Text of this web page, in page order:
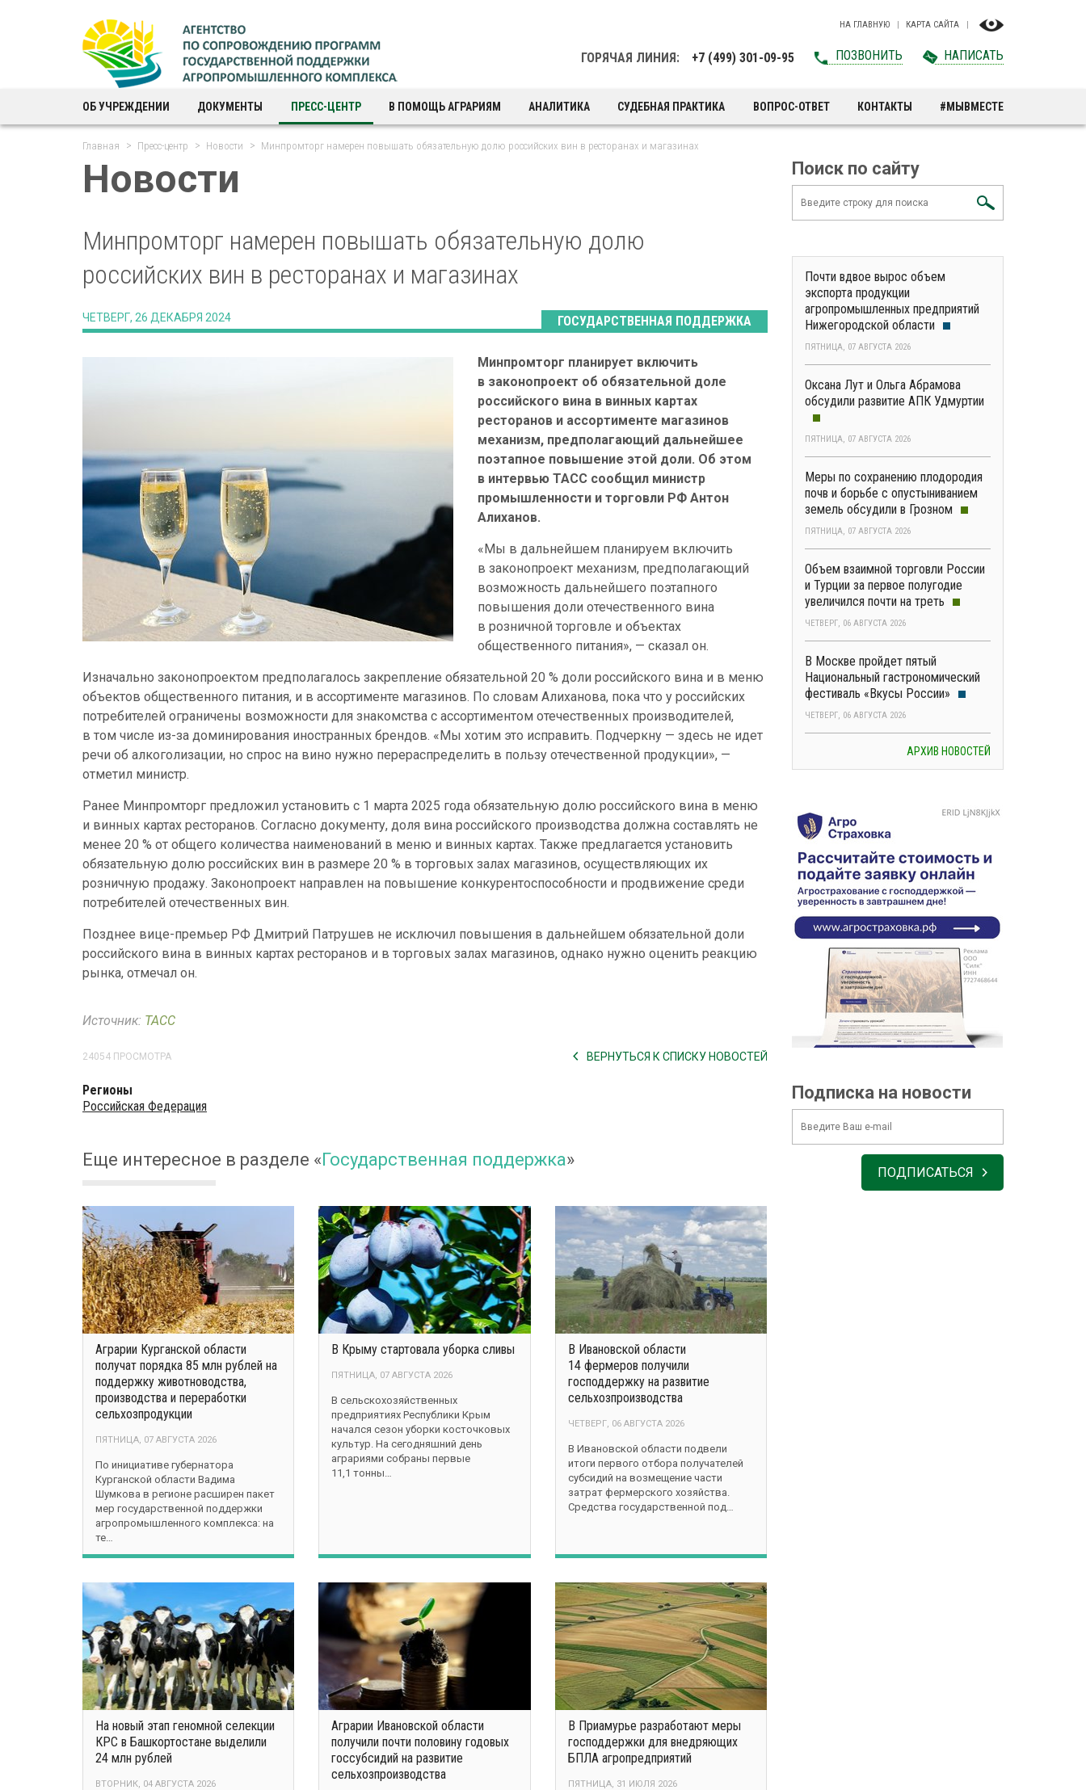
НА ГЛАВНУЮ КАРТА САЙТА
ГОРЯЧАЯ ЛИНИЯ: +7 (499) 301-09-95 ПОЗВОНИТЬ НАПИСАТЬ
ОБ УЧРЕЖДЕНИИ ДОКУМЕНТЫ ПРЕСС-ЦЕНТР В ПОМОЩЬ АГРАРИЯМ АНАЛИТИКА СУДЕБНАЯ ПРАКТИКА ВОПРОС-ОТВЕТ КОНТАКТЫ #МЫВМЕСТЕ
Главная Пресс-центр Новости Минпромторг намерен повышать обязательную долю российских вин в ресторанах и магазинах
Новости
Минпромторг намерен повышать обязательную долю
российских вин в ресторанах и магазинах
ГОСУДАРСТВЕННАЯ ПОДДЕРЖКА
ЧЕТВЕРГ, 26 ДЕКАБРЯ 2024
Минпромторг планирует включить
в законопроект об обязательной доле
российского вина в винных картах
ресторанов и ассортименте магазинов
механизм, предполагающий дальнейшее
поэтапное повышение этой доли. Об этом
в интервью ТАСС сообщил министр
промышленности и торговли РФ Антон
Алиханов.
«Мы в дальнейшем планируем включить
в законопроект механизм, предполагающий
возможность дальнейшего поэтапного
повышения доли отечественного вина
в розничной торговле и объектах
общественного питания», — сказал он.
Изначально законопроектом предполагалось закрепление обязательной 20 % доли российского вина и в меню
объектов общественного питания, и в ассортименте магазинов. По словам Алиханова, пока что у российских
потребителей ограничены возможности для знакомства с ассортиментом отечественных производителей,
в том числе из-за доминирования иностранных брендов. «Мы хотим это исправить. Подчеркну — здесь не идет
речи об алкоголизации, но спрос на вино нужно перераспределить в пользу отечественной продукции», —
отметил министр.
Ранее Минпромторг предложил установить с 1 марта 2025 года обязательную долю российского вина в меню
и винных картах ресторанов. Согласно документу, доля вина российского производства должна составлять не
менее 20 % от общего количества наименований в меню и винных картах. Также предлагается установить
обязательную долю российских вин в размере 20 % в торговых залах магазинов, осуществляющих их
розничную продажу. Законопроект направлен на повышение конкурентоспособности и продвижение среди
потребителей отечественных вин.
Позднее вице-премьер РФ Дмитрий Патрушев не исключил повышения в дальнейшем обязательной доли
российского вина в винных картах ресторанов и в торговых залах магазинов, однако нужно оценить реакцию
рынка, отмечал он.
Источник: ТАСС
24054 ПРОСМОТРА ВЕРНУТЬСЯ К СПИСКУ НОВОСТЕЙ
Регионы
Российская Федерация
Еще интересное в разделе «Государственная поддержка»
Аграрии Курганской области
получат порядка 85 млн рублей на
поддержку животноводства,
производства и переработки
сельхозпродукции
ПЯТНИЦА, 07 АВГУСТА 2026
По инициативе губернатора
Курганской области Вадима
Шумкова в регионе расширен пакет
мер государственной поддержки
агропромышленного комплекса: на
те…
В Крыму стартовала уборка сливы
ПЯТНИЦА, 07 АВГУСТА 2026
В сельскохозяйственных
предприятиях Республики Крым
начался сезон уборки косточковых
культур. На сегодняшний день
аграриями собраны первые
11,1 тонны…
В Ивановской области
14 фермеров получили
господдержку на развитие
сельхозпроизводства
ЧЕТВЕРГ, 06 АВГУСТА 2026
В Ивановской области подвели
итоги первого отбора получателей
субсидий на возмещение части
затрат фермерского хозяйства.
Средства государственной под…
На новый этап геномной селекции
КРС в Башкортостане выделили
24 млн рублей
ВТОРНИК, 04 АВГУСТА 2026
Аграрии Ивановской области
получили почти половину годовых
госсубсидий на развитие
сельхозпроизводства
В Приамурье разработают меры
господдержки для внедряющих
БПЛА агропредприятий
ПЯТНИЦА, 31 ИЮЛЯ 2026
Поиск по сайту
Почти вдвое вырос объем
экспорта продукции
агропромышленных предприятий
Нижегородской области
ПЯТНИЦА, 07 АВГУСТА 2026
Оксана Лут и Ольга Абрамова
обсудили развитие АПК Удмуртии
ПЯТНИЦА, 07 АВГУСТА 2026
Меры по сохранению плодородия
почв и борьбе с опустыниванием
земель обсудили в Грозном
ПЯТНИЦА, 07 АВГУСТА 2026
Объем взаимной торговли России
и Турции за первое полугодие
увеличился почти на треть
ЧЕТВЕРГ, 06 АВГУСТА 2026
В Москве пройдет пятый
Национальный гастрономический
фестиваль «Вкусы России»
ЧЕТВЕРГ, 06 АВГУСТА 2026
АРХИВ НОВОСТЕЙ
Подписка на новости
ПОДПИСАТЬСЯ